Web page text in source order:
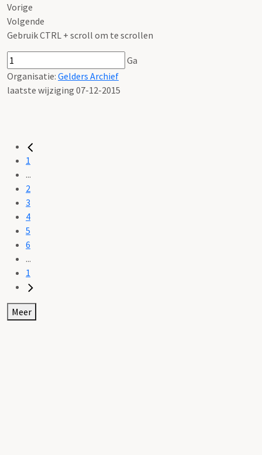
Vorige
Volgende
Gebruik CTRL + scroll om te scrollen
Ga
Organisatie: Gelders Archief
laatste wijziging 07-12-2015
1
...
2
3
4
5
6
...
1
Meer